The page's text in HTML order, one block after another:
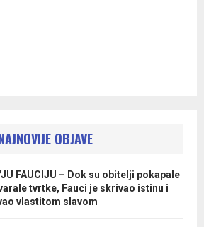
OBJAVE
FAUCIJU – Dok su obitelji pokapale
tvrtke, Fauci je skrivao istinu i
vlastitom slavom